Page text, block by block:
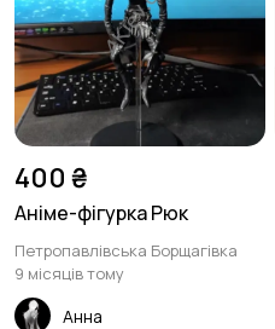
400 ₴
Аніме-фігурка Рюк
Петропавлівська Борщагівка
9 місяців тому
Анна